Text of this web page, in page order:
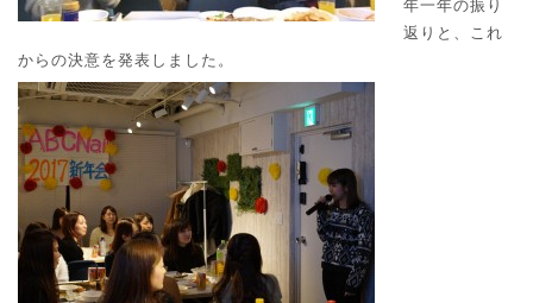
年一年の振り
返りと、これ
からの決意を発表しました。